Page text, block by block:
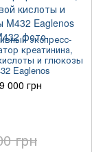
экспресс-
креатинина,
и глюкозы
Eaglenos
9 000 грн
грн